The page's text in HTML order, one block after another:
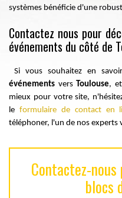
systèmes bénéficie d'une
Contactez nous pour
événements du côté de
Si vous souhaitez en
événements vers Toulouse,
mieux pour votre site,
le formulaire de contact en
téléphoner, l'un de nos experts
Contactez-
blocs